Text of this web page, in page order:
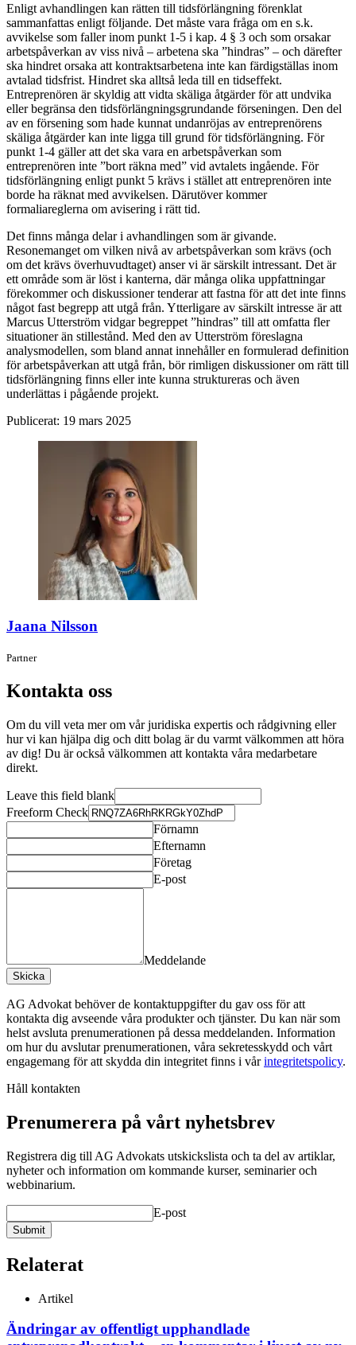
Enligt avhandlingen kan rätten till tidsförlängning förenklat
sammanfattas enligt följande. Det måste vara fråga om en s.k.
avvikelse som faller inom punkt 1-5 i kap. 4 § 3 och som orsakar
arbetspåverkan av viss nivå – arbetena ska ”hindras” – och därefter
ska hindret orsaka att kontraktsarbetena inte kan färdigställas inom
avtalad tidsfrist. Hindret ska alltså leda till en tidseffekt.
Entreprenören är skyldig att vidta skäliga åtgärder för att undvika
eller begränsa den tidsförlängningsgrundande förseningen. Den del
av en försening som hade kunnat undanröjas av entreprenörens
skäliga åtgärder kan inte ligga till grund för tidsförlängning. För
punkt 1-4 gäller att det ska vara en arbetspåverkan som
entreprenören inte ”bort räkna med” vid avtalets ingående. För
tidsförlängning enligt punkt 5 krävs i stället att entreprenören inte
borde ha räknat med avvikelsen. Därutöver kommer
formaliareglerna om avisering i rätt tid.
Det finns många delar i avhandlingen som är givande.
Resonemanget om vilken nivå av arbetspåverkan som krävs (och
om det krävs överhuvudtaget) anser vi är särskilt intressant. Det är
ett område som är löst i kanterna, där många olika uppfattningar
förekommer och diskussioner tenderar att fastna för att det inte finns
något fast begrepp att utgå från. Ytterligare av särskilt intresse är att
Marcus Utterström vidgar begreppet ”hindras” till att omfatta fler
situationer än stillestånd. Med den av Utterström föreslagna
analysmodellen, som bland annat innehåller en formulerad definition
för arbetspåverkan att utgå från, bör rimligen diskussioner om rätt till
tidsförlängning finns eller inte kunna struktureras och även
underlättas i pågående projekt.
Publicerat: 19 mars 2025
Jaana Nilsson
Partner
Kontakta oss
Om du vill veta mer om vår juridiska expertis och rådgivning eller
hur vi kan hjälpa dig och ditt bolag är du varmt välkommen att höra
av dig! Du är också välkommen att kontakta våra medarbetare
direkt.
Leave this field blank
Freeform Check
Förnamn
Efternamn
Företag
E-post
Meddelande
Skicka
AG Advokat behöver de kontaktuppgifter du gav oss för att
kontakta dig avseende våra produkter och tjänster. Du kan när som
helst avsluta prenumerationen på dessa meddelanden. Information
om hur du avslutar prenumerationen, våra sekretesskydd och vårt
engagemang för att skydda din integritet finns i vårintegritetspolicy.
Håll kontakten
Prenumerera på vårt nyhetsbrev
Registrera dig till AG Advokats utskickslista och ta del av artiklar,
nyheter och information om kommande kurser, seminarier och
webbinarium.
E-post
Submit
Relaterat
Artikel
Ändringar av offentligt upphandlade